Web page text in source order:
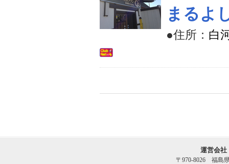
まるよ
●住所： 白
運営会
〒970-8026 福島